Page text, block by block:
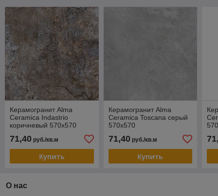
Керамогранит Alma
Ceramica Indastrio
коричневый 570х570
71,40 руб./кв.м
Купить
Керамогранит Alma
Ceramica Toscana серый
570х570
71,40руб./кв.м
Купить
О нас